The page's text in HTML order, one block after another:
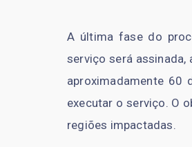
A última fase do
serviço será
aproximadamente 60
executar o serviço. O
regiões impactadas.